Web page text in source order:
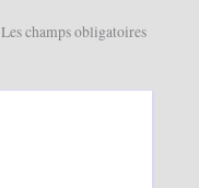
Les champs obligatoires